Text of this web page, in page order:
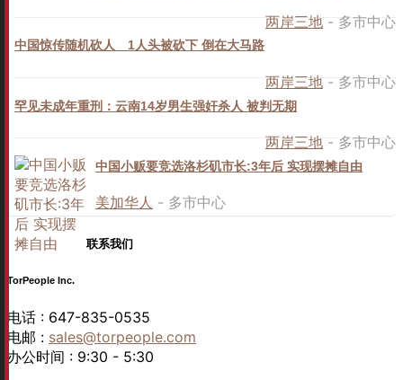
两岸三地 - 多市中心
中国惊传随机砍人 1人头被砍下 倒在大马路
两岸三地 - 多市中心
罕见未成年重刑：云南14岁男生强奸杀人 被判无期
两岸三地 - 多市中心
中国小贩要竞选洛杉矶市长:3年后 实现摆摊自由
美加华人 - 多市中心
联系我们
TorPeople Inc.
电话 : 647-835-0535
电邮 : sales@torpeople.com
办公时间 : 9:30 - 5:30